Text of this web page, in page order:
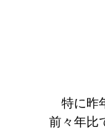
特に昨
前々年比